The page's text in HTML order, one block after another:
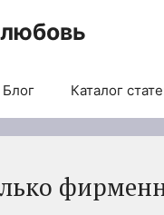
Блог Каталог